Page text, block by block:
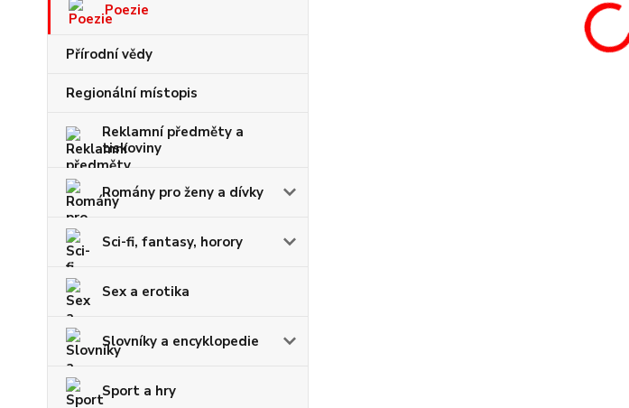
Poezie
Přírodní vědy
Regionální místopis
Reklamní předměty a
tiskoviny
Romány pro ženy a dívky
Sci-fi, fantasy, horory
Sex a erotika
Slovníky a encyklopedie
Sport a hry